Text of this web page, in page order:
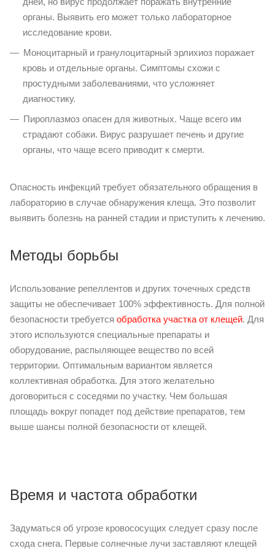
органы. Выявить его может только лабораторное
исследование крови.
Моноцитарный и гранулоцитарный эрлихиоз поражает
кровь и отдельные органы. Симптомы схожи с
простудными заболеваниями, что усложняет
диагностику.
Пироплазмоз опасен для животных. Чаще всего им
страдают собаки. Вирус разрушает печень и другие
органы, что чаще всего приводит к смерти.
Опасность инфекций требует обязательного обращения в
лабораторию в случае обнаружения клеща. Это позволит
выявить болезнь на ранней стадии и приступить к лечению.
Методы борьбы
Использование репеллентов и других точечных средств
защиты не обеспечивает 100% эффективность. Для полной
безопасности требуется обработка участка от клещей. Для
этого используются специальные препараты и
оборудование, распыляющее вещество по всей
территории. Оптимальным вариантом является
коллективная обработка. Для этого желательно
договориться с соседями по участку. Чем большая
площадь вокруг попадет под действие препаратов, тем
выше шансы полной безопасности от клещей.
Время и частота обработки
Задуматься об угрозе кровососущих следует сразу после
схода снега. Первые солнечные лучи заставляют клещей